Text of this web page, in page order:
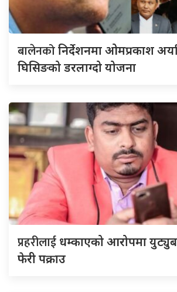
बालेनकोनिर्देशनमा ओमप्रकाश
घिसिङको डरलाग्दो योजना
प्रहरीलाई धम्काएको आरोपमा
फेरी पक्राउ